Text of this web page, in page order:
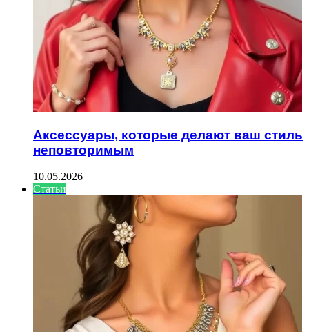
Аксессуары, которые делают ваш стиль
неповторимым
10.05.2026
Статьи